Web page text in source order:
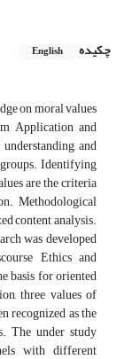
چکیده
English
on moral values
Application and
and
Identifying
are the criteria
Methodological
content analysis.
was developed
Ethics and
basis for oriented
three values of
recognized as the
The under study
with different